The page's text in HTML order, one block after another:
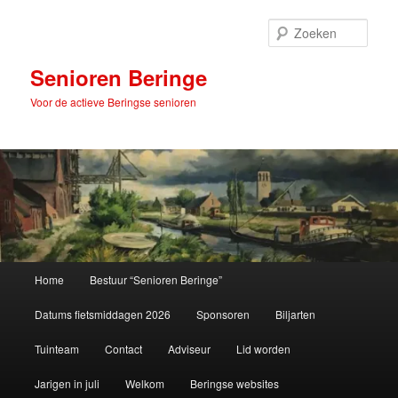
inhoudSenioren Beringe
Voor de actieve Beringse senioren
Home Bestuur “Senioren Beringe”
Datums fietsmiddagen 2026 Sponsoren Biljarten
Tuinteam Contact Adviseur Lid worden
Jarigen in juli Welkom Beringse websites